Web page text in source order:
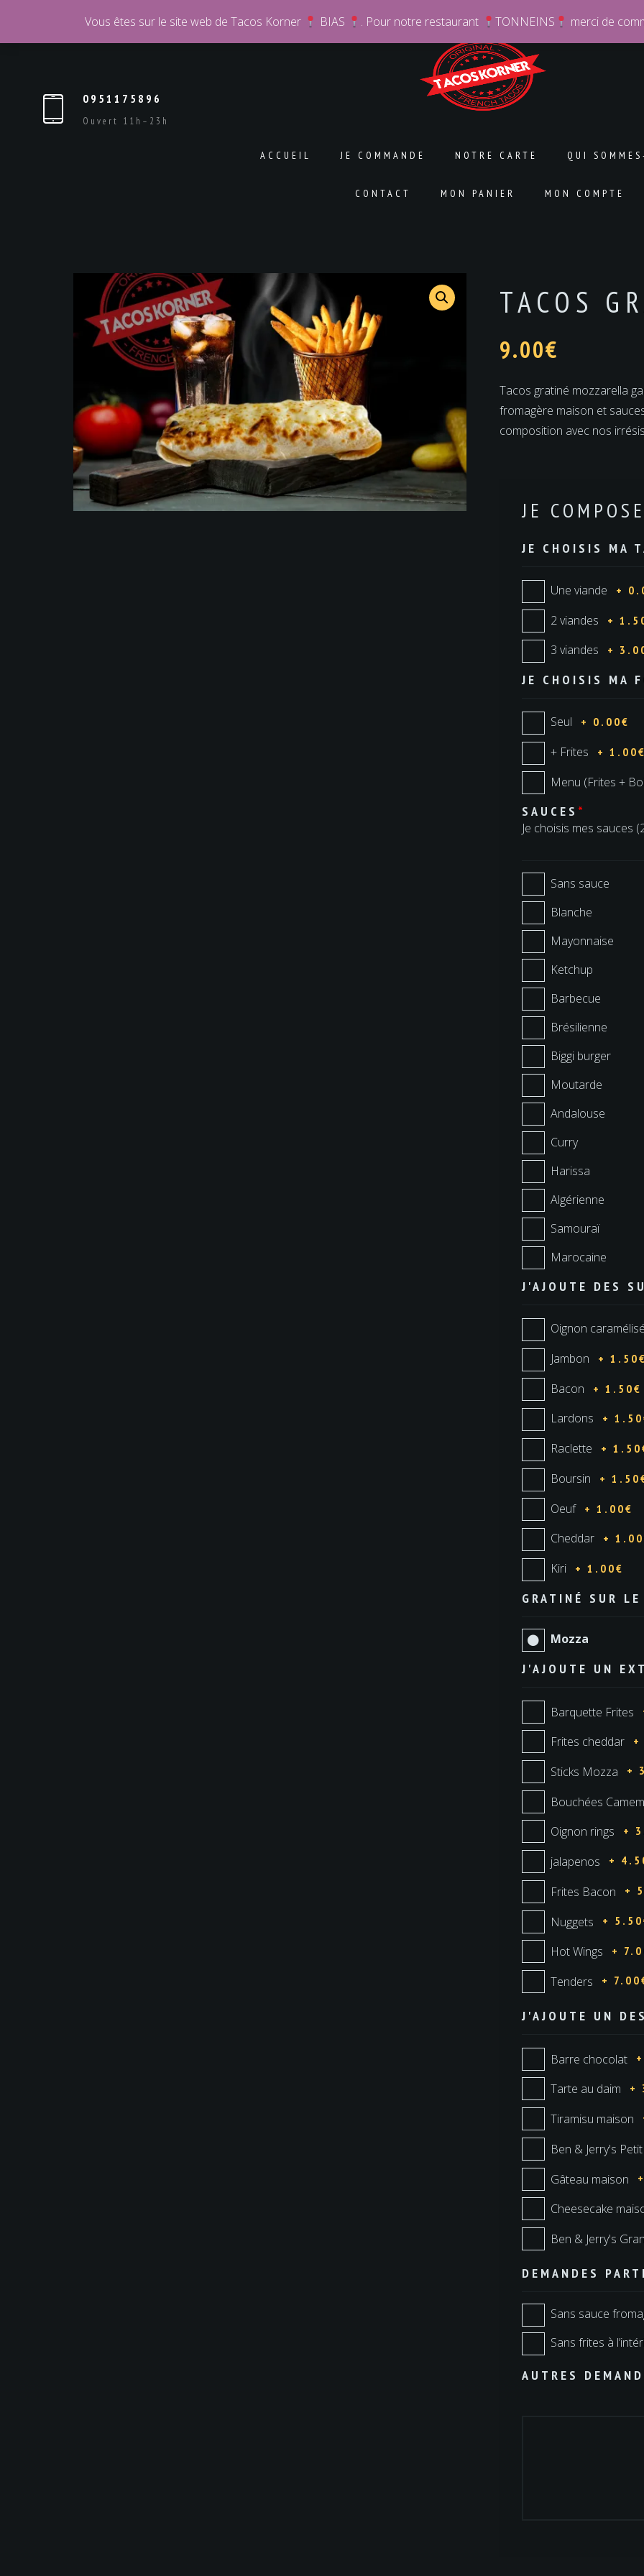
0951175896
Ouvert 11h–23h
ACCUEIL JE COMMANDE NOTRE CARTE QUI
CONTACT MON PANIER MON COMPTE
TACOS
9.00€
Tacos gratiné mozzarella
fromagère maison et
composition avec nos
JE
JE CHOISIS MA
Une viande +
2 viandes +
3 viandes +
JE CHOISIS MA
Seul + 0.00€
+ Frites + 1.00€
Menu (Frites +
SAUCES *
Je choisis mes sauces
Sans sauce
Blanche
Mayonnaise
Ketchup
Barbecue
Brésilienne
Biggi burger
Moutarde
Andalouse
Curry
Harissa
Algérienne
Samouraï
Marocaine
J'AJOUTE DES
Oignon
Jambon + 1.50€
Bacon + 1.50€
Lardons +
Raclette +
Boursin +
Oeuf + 1.00€
Cheddar +
Kiri + 1.00€
GRATINÉ SUR
Mozza
J'AJOUTE UN
Barquette Frites
Frites cheddar
Sticks Mozza +
Bouchées
Oignon rings +
jalapenos +
Frites Bacon +
Nuggets +
Hot Wings +
Tenders +
J'AJOUTE UN
Barre chocolat
Tarte au daim +
Tiramisu maison
Ben & Jerry's
Gâteau maison
Cheesecake
Ben & Jerry's
DEMANDES
Sans sauce
Sans frites à
AUTRES
Vous êtes sur le site web de Tacos Korner BIAS . Pour notre restaurant TONNEINS merci de